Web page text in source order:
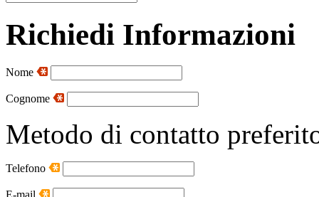
Richiedi Informazioni
Nome
Cognome
Metodo di contatto
Telefono